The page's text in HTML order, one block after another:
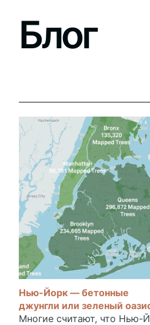
Блог
Нью-Йорк — бетонные
джунгли или зеленый
Многие считают, что Нью-